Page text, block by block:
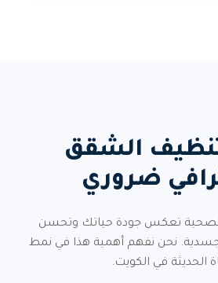
تنظيف الشقق
ضروري
تعكس جودة حياتك وتحسن
نحن نفهم أهمية هذا في نمط
الحديثة في الكويت.